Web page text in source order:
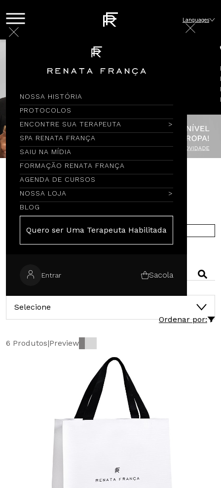
NOSSA HISTÓRIA
PROTOCOLOS
ENCONTRE SUA TERAPEUTA
SPA RENATA FRANÇA
SAIU NA MÍDIA
FORMAÇÃO RENATA FRANÇA
AGENDA DE CURSOS
NOSSA LOJA
BLOG
Quero ser Uma Terapeuta Habilitada
Entrar Sacola
Languages
Encontre por Nome
COMPRE NA EUROPA
Selecione
Ordenar por:
6 Produtos|Preview